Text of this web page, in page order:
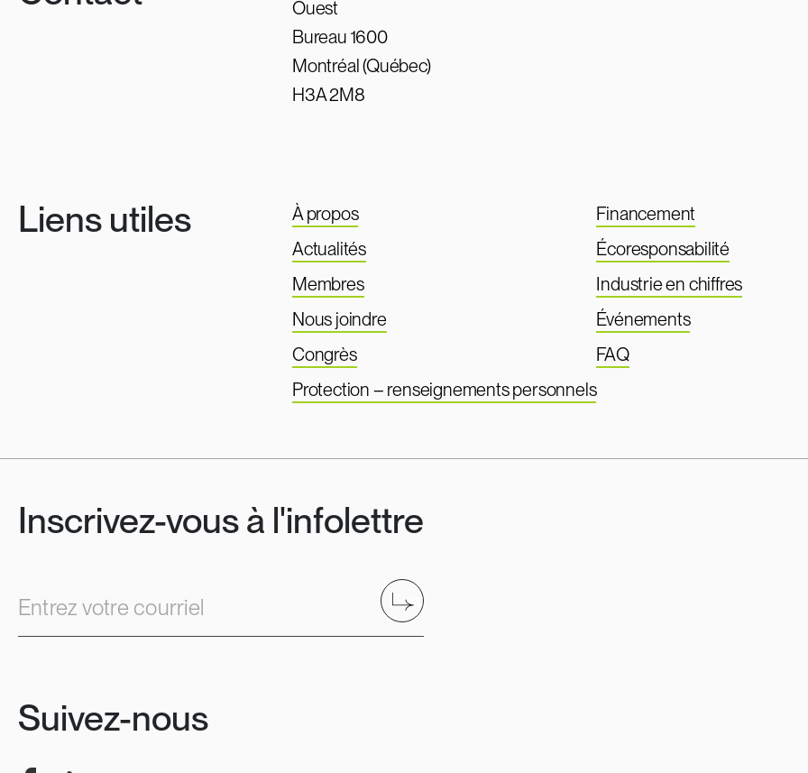
Ouest
Bureau 1600
Montréal (Québec)
H3A 2M8
Liens utiles
À propos
Actualités
Membres
Nous joindre
Congrès
Protection – renseignements personnels
Financement
Écoresponsabilité
Industrie en chiffres
Événements
FAQ
Inscrivez-vous à l'infolettre
Entrez votre courriel Envoyer
Suivez-nous